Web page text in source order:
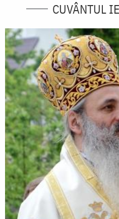
CUVÂNTUL